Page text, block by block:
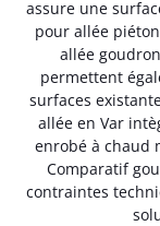
assure une
pour allée
allée
permettent
surfaces
allée en Var
enrobé à chaud
Comparatif
contraintes